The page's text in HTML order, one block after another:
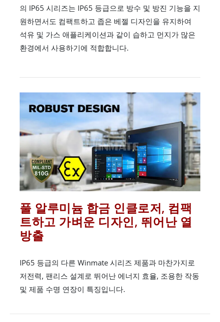
의 IP65 시리즈는 IP65 등급으로 방수 및 방진 기능을 지
원하면서도 컴팩트하고 좁은 베젤 디자인을 유지하여
석유 및 가스 애플리케이션과 같이 습하고 먼지가 많은
환경에서 사용하기에 적합합니다.
풀 알루미늄 합금 인클로저, 컴팩
트하고 가벼운 디자인, 뛰어난 열
방출
IP65 등급의 다른 Winmate 시리즈 제품과 마찬가지로
저전력, 팬리스 설계로 뛰어난 에너지 효율, 조용한 작동
및 제품 수명 연장이 특징입니다.